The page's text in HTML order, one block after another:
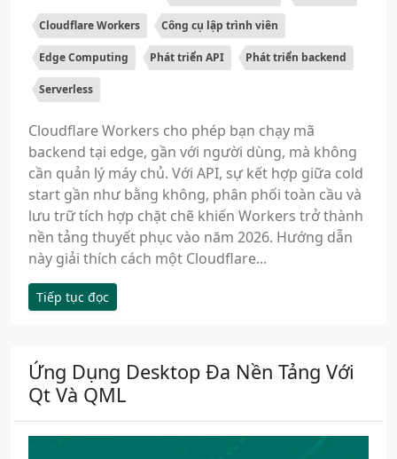
Cloudflare Workers Công cụ lập trình viên
Edge Computing Phát triển API Phát triển backend
Serverless
Cloudflare Workers cho phép bạn chạy mã
backend tại edge, gần với người dùng, mà không
cần quản lý máy chủ. Với API, sự kết hợp giữa cold
start gần như bằng không, phân phối toàn cầu và
lưu trữ tích hợp chặt chẽ khiến Workers trở thành
nền tảng thuyết phục vào năm 2026. Hướng dẫn
này giải thích cách một Cloudflare...
Tiếp tục đọc
Ứng Dụng Desktop Đa Nền Tảng Với
Qt Và QML